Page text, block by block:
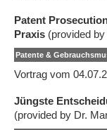
Patent
Praxis (provided
Patente &
Vortrag vom
Jüngste
(provided by Dr.